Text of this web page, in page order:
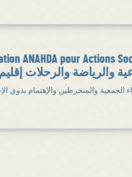
ANAHDA pour Actions
والرياضة والرحلات
والمنخرطين والإهتمام بذوي